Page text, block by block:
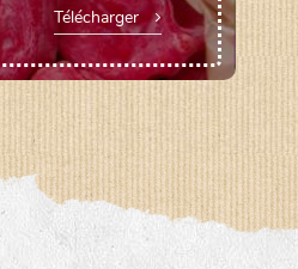
Télécharger